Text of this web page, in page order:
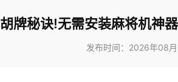
胡牌秘诀!无需安装麻将机神
发布时间：2026年08